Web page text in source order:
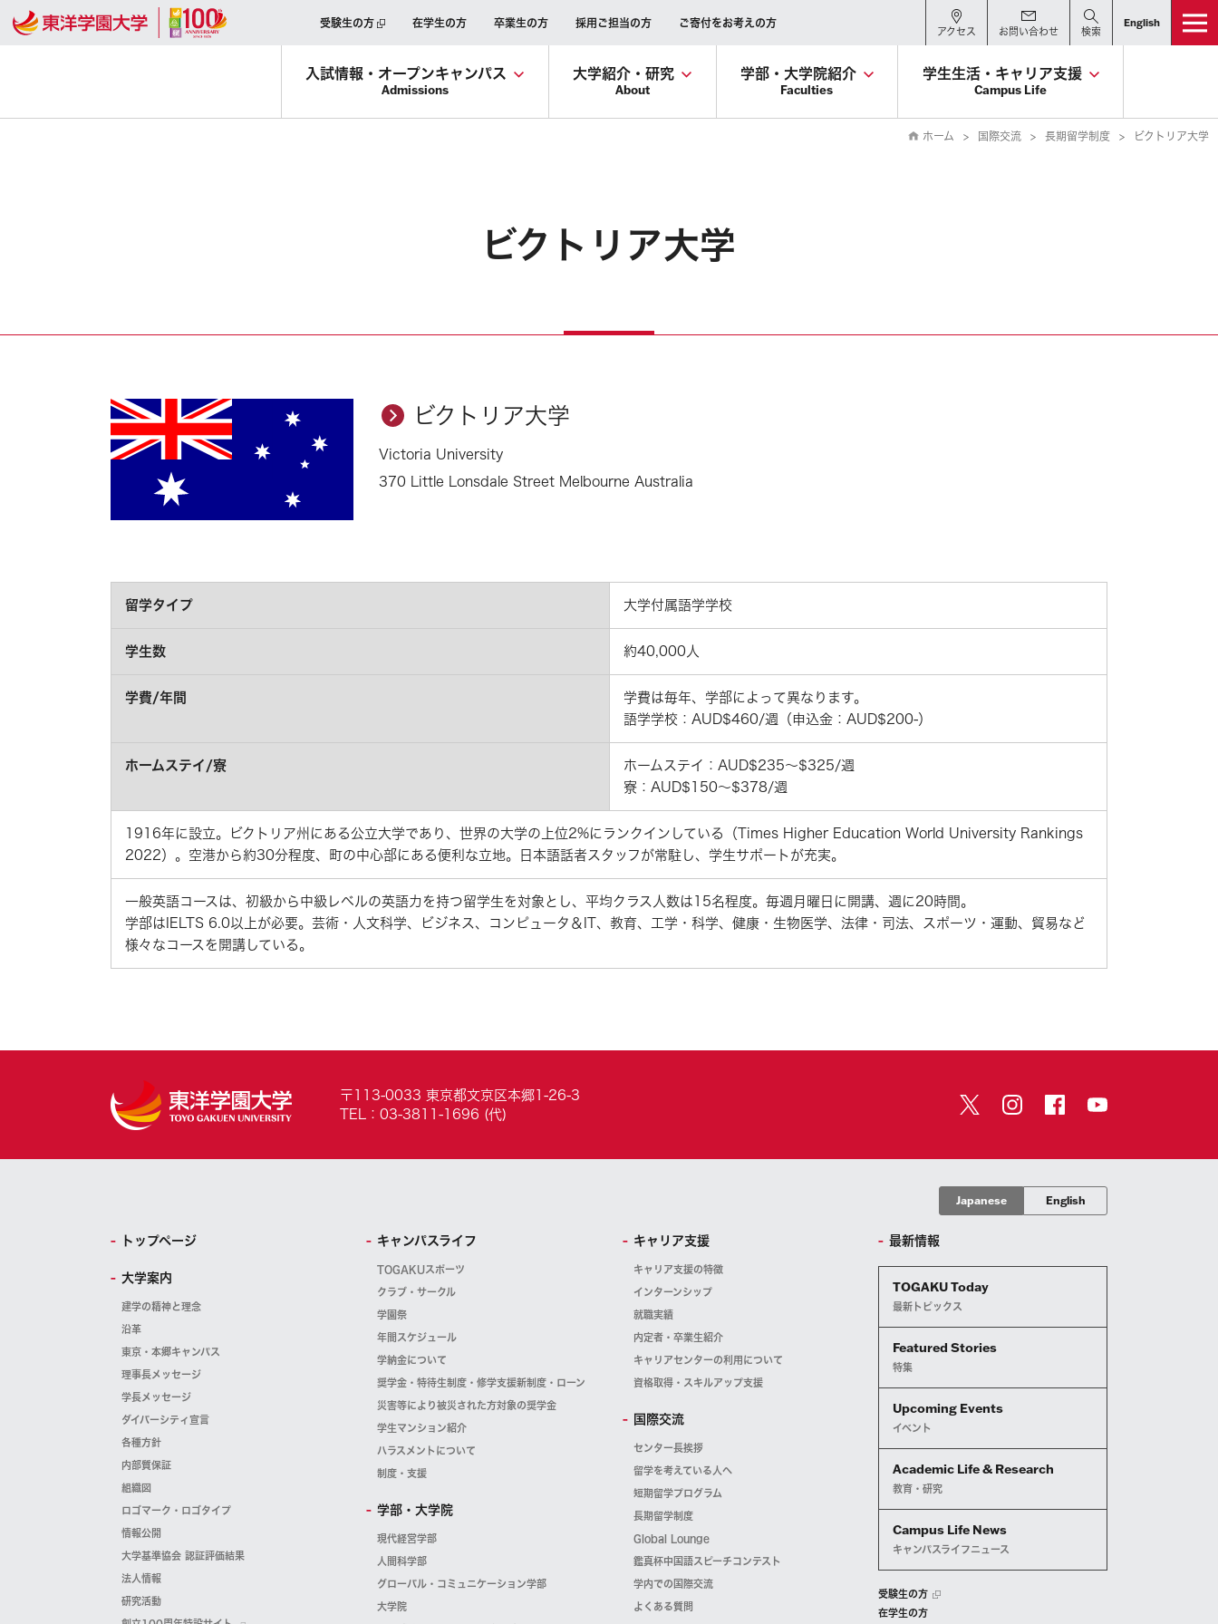
受験生の方 在学生の方 卒業生の方 採用ご担当の方 ご寄付をお考えの方
アクセス お問い合わせ 検索
English
入試情報・ オープンキャンパス
Admissions
大学紹介・研究
About
学部・大学院紹介
Faculties
学生生活・キャリア支援
Campus Life
ホーム 国際交流 長期留学制度 ビクトリア大学
ビクトリア大学
ビクトリア大学
Victoria University
370 Little Lonsdale Street Melbourne Australia
留学タイプ 大学付属語学学校
学生数 約40,000人
学費/年間
学費は毎年、学部によって異なります。
語学学校：AUD$460/週（申込金：AUD$200-）
ホームステイ/寮
ホームステイ：AUD$235～$325/週
寮：AUD$150～$378/週
1916年に設立。ビクトリア州にある公立大学であり、世界の大学の上位2%にランクインしている（Times Higher Education World University Rankings
2022）。空港から約30分程度、町の中心部にある便利な立地。日本語話者スタッフが常駐し、学生サポートが充実。
一般英語コースは、初級から中級レベルの英語力を持つ留学生を対象とし、平均クラス人数は15名程度。毎週月曜日に開講、週に20時間。
学部はIELTS 6.0以上が必要。芸術・人文科学、ビジネス、コンピュータ＆IT、教育、工学・科学、健康・生物医学、法律・司法、スポーツ・運動、貿易など
様々なコースを開講している。
〒113-0033 東京都文京区本郷1-26-3
TEL：03-3811-1696 (代)
Japanese English
トップページ
大学案内
建学の精神と理念
沿革
東京・本郷キャンパス
理事長メッセージ
学長メッセージ
ダイバーシティ宣言
各種方針
内部質保証
組織図
ロゴマーク・ロゴタイプ
情報公開
大学基準協会 認証評価結果
法人情報
研究活動
キャンパスライフ
TOGAKUスポーツ
クラブ・サークル
学園祭
年間スケジュール
学納金について
奨学金・特待生制度・修学支援新制度・ローン
災害等により被災された方対象の奨学金
学生マンション紹介
ハラスメントについて
制度・支援
学部・大学院
現代経営学部
人間科学部
グローバル・コミュニケーション学部
大学院
キャリア支援
キャリア支援の特徴
インターンシップ
就職実績
内定者・卒業生紹介
キャリアセンターの利用について
資格取得・スキルアップ支援
国際交流
センター長挨拶
留学を考えている人へ
短期留学プログラム
長期留学制度
Global Lounge
鑑真杯中国語スピーチコンテスト
学内での国際交流
よくある質問
最新情報
TOGAKU Today
最新トピックス
Featured Stories
特集
Upcoming Events
イベント
Academic Life & Research
教育・研究
Campus Life News
キャンパスライフニュース
受験生の方
在学生の方